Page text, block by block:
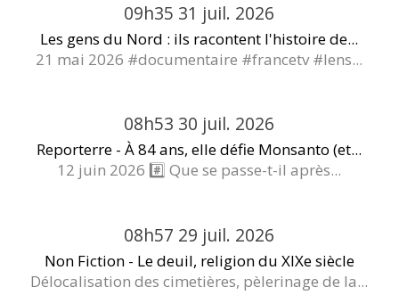
09h35 31 juil. 2026
Les gens du Nord : ils racontent l'histoire de...
21 mai 2026 #documentaire #francetv #lens...
08h53 30 juil. 2026
Reporterre - À 84 ans, elle défie Monsanto (et...
12 juin 2026 #️⃣ Que se passe-t-il après...
08h57 29 juil. 2026
Non Fiction - Le deuil, religion du XIXe siècle
Délocalisation des cimetières, pèlerinage de la...